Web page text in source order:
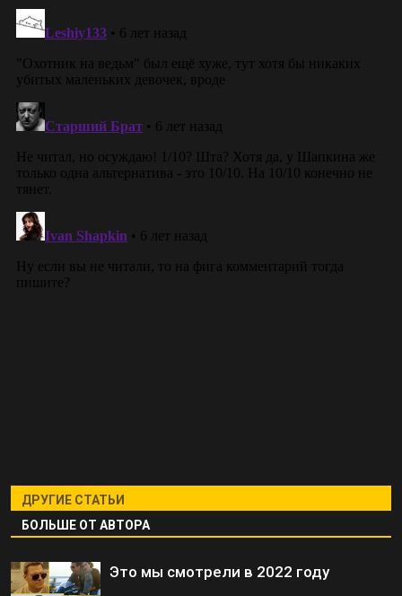
ДРУГИЕ СТАТЬИ
БОЛЬШЕ ОТ АВТОРА
Это мы смотрели в 2022 году